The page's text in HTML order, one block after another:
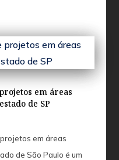
em áreas
de SP
em áreas
de São Paulo é um